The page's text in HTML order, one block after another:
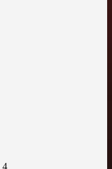
4